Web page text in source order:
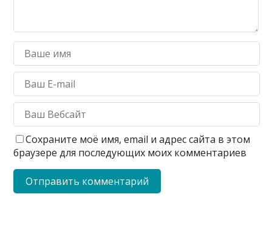
Сохраните моё имя, email и адрес сайта в этом
браузере для последующих моих комментариев